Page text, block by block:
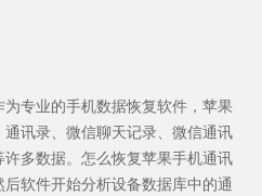
专业的手机数据恢复软件，苹果
讯录、微信聊天记录、微信通讯
多数据。怎么恢复苹果手机通讯
软件开始分析设备数据库中的通